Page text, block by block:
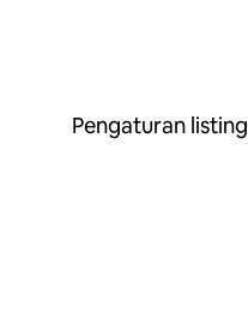
Pengaturan listing